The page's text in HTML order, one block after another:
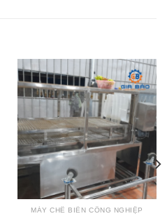
MÁY CHẾ BIẾN CÔNG NGHIỆP